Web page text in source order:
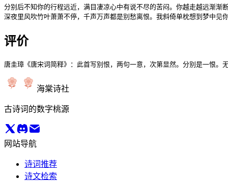
分别后不知你的行程远近，满目凄凉心中有说不尽的苦闷。你越走越远渐渐
深夜里风吹竹叶萧萧不停，千声万声都是别愁离恨。我斜倚单枕想到梦中见
评价
唐圭璋《唐宋词简释》：此首写别恨，两句一意，次第显然。分别是一恨
海棠诗社
古诗词的数字桃源
网站导航
诗词推荐
诗文检索